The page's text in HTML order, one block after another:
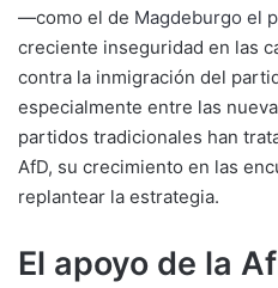
—como el de Magdeburgo el
creciente inseguridad en las
contra la inmigración del
especialmente entre las
partidos tradicionales han
AfD, su crecimiento en las
replantear la estrategia.
El apoyo de la